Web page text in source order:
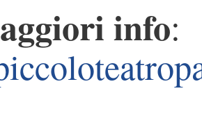
info: